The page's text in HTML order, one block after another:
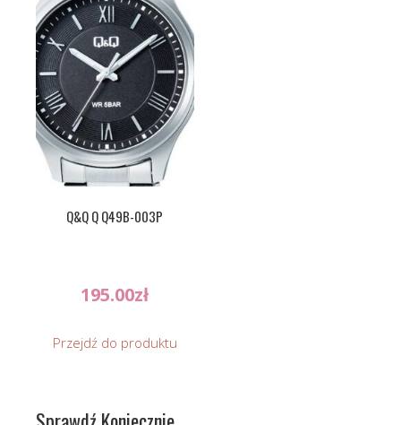
Q&Q Q Q49B-003P
195.00zł
Przejdź do produktu